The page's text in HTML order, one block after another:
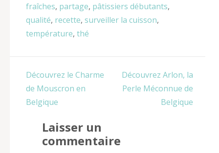
fraîches, partage, pâtissiers débutants,
qualité, recette, surveiller la cuisson,
température, thé
Navigation
de
l’article
Découvrez le Charme
de Mouscron en
Belgique
Découvrez Arlon, la
Perle Méconnue de
Belgique
Laisser un
commentaire